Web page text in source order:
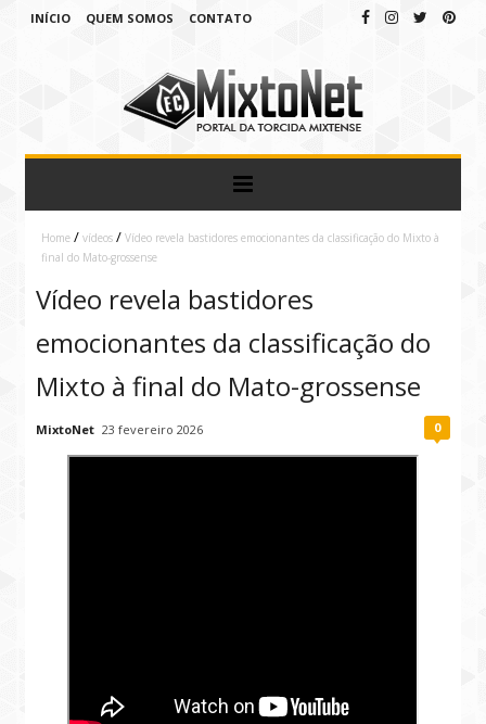
INÍCIO QUEM SOMOS CONTATO
Home / vídeos / Vídeo revela bastidores emocionantes da classificação do Mixto à
final do Mato-grossense
Vídeo revela bastidores
emocionantes da classificação do
Mixto à final do Mato-grossense
MixtoNet 23 fevereiro 2026 0